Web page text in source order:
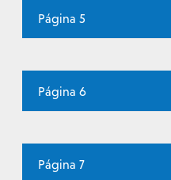
Página 5
Página 6
Página 7